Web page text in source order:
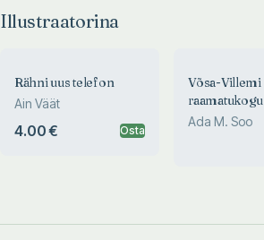
Illustraatorina
Rähni uus telefon
Ain Väät
4.00 € Osta
Võsa-Villemi
raamatukogu
Ada M. Soo